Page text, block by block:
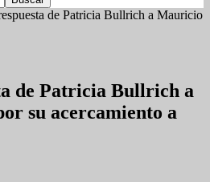
de Patricia Bullrich a Mauricio
de Patricia Bullrich a
su acercamiento a